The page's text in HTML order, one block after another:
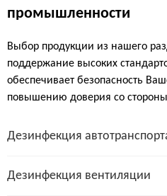
промышленности
Выбор продукции из нашего
поддержание высоких
обеспечивает безопасность
повышению доверия со
Дезинфекция
Дезинфекция вентиляции